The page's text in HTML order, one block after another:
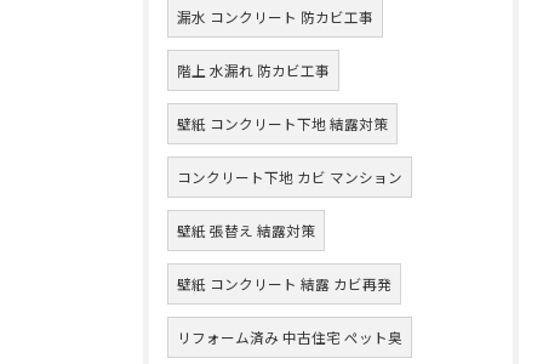
漏水 コンクリート 防カビ工事
階上 水漏れ 防カビ工事
壁紙 コンクリート下地 結露対策
コンクリート下地 カビ マンション
壁紙 張替え 結露対策
壁紙 コンクリート 結露 カビ再発
リフォーム済み 中古住宅 ペット臭